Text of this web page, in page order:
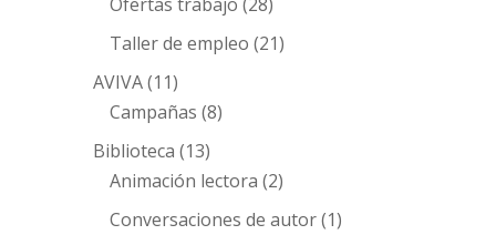
Taller de empleo (21)
AVIVA(11)
Campañas (8)
Biblioteca (13)
Animación lectora (2)
Conversaciones de autor(1)